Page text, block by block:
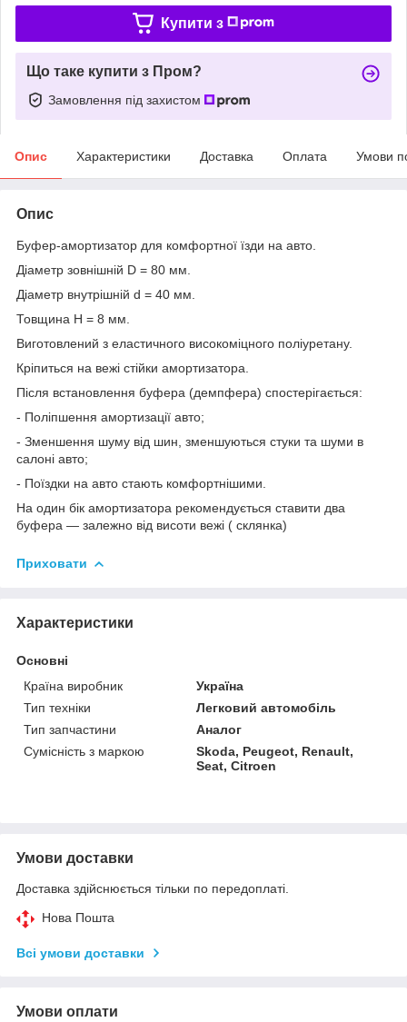
Купити з
Що таке купити з Пром?
Замовлення під захистом
Опис Характеристики Доставка Оплата Умови
Опис
Буфер-амортизатор для комфортної їзди на авто.
Діаметр зовнішній D = 80 мм.
Діаметр внутрішній d = 40 мм.
Товщина H = 8 мм.
Виготовлений з еластичного високоміцного поліуретану.
Кріпиться на вежі стійки амортизатора.
Після встановлення буфера (демпфера) спостерігається:
- Поліпшення амортизації авто;
- Зменшення шуму від шин, зменшуються стуки та шуми в
салоні авто;
- Поїздки на авто стають комфортнішими.
На один бік амортизатора рекомендується ставити два
буфера — залежно від висоти вежі ( склянка)
Приховати
Характеристики
Основні
Країна виробник
Україна
Тип техніки
Легковий автомобіль
Тип запчастини
Аналог
Сумісність з маркою
Skoda, Peugeot, Renault,
Seat, Citroen
Умови доставки
Доставка здійснюється тільки по передоплаті.
Нова Пошта
Всі умови доставки
Умови оплати